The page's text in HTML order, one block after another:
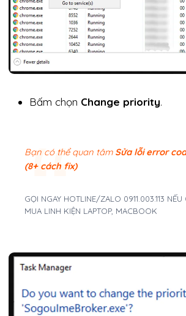
Bấm chọn Change priority.
Bạn có thể quan tâm Sửa lỗi error
(8+ cách fix)
GỌI NGAY HOTLINE/ZALO 0911.003.113
MUA LINH KIỆN LAPTOP, MACBOOK